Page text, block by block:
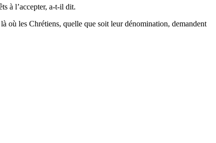
à l’accepter, a-t-il dit.
où les Chrétiens, quelle que soit leur dénomination, demandent